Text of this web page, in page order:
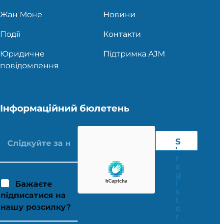
Жан Моне Новини
Події Контакти
Юридичне
повідомлення
Підтримка AJM
Інформаційний бюлетень
Бажаєте
підписатися на
нашу розсилку?
S
'